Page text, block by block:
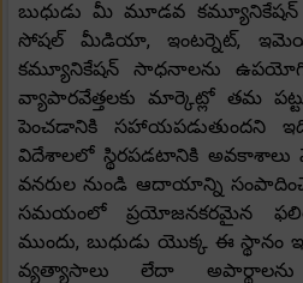
బుధుడు మీ మూడవ కమ్యూనికేషన్
సోషల్ మీడియా, ఇంటర్నెట్,
కమ్యూనికేషన్ సాధనాలను
వ్యాపారవేత్తలకు మార్కెట్లో తమ
పెంచడానికి సహాయపడుతుందని
విదేశాలలో స్థిరపడటానికి అవకాశాలు
వనరుల నుండి ఆదాయాన్ని
సమయంలో ప్రయోజనకరమైన
ముందు, బుధుడు యొక్క ఈ స్థానం
వ్యత్యాసాలు లేదా అపార్థాలను